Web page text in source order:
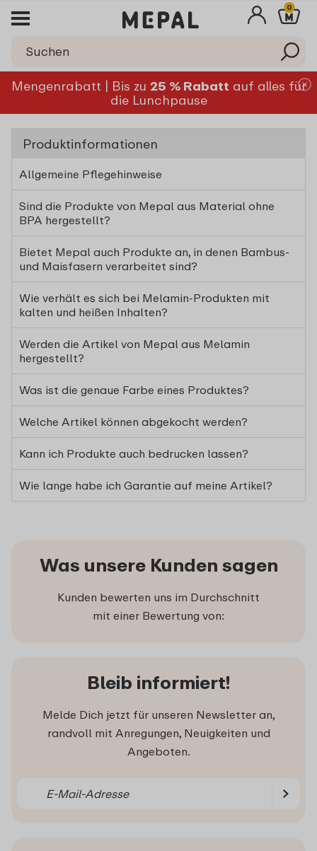
0
Mengenrabatt | Bis zu 25 % Rabatt auf alles für
die Lunchpause
Produktinformationen
Allgemeine Pflegehinweise
Sind die Produkte von Mepal aus Material ohne
BPA hergestellt?
Bietet Mepal auch Produkte an, in denen Bambus-
und Maisfasern verarbeitet sind?
Wie verhält es sich bei Melamin-Produkten mit
kalten und heißen Inhalten?
Werden die Artikel von Mepal aus Melamin
hergestellt?
Was ist die genaue Farbe eines Produktes?
Welche Artikel können abgekocht werden?
Kann ich Produkte auch bedrucken lassen?
Wie lange habe ich Garantie auf meine Artikel?
Was unsere Kunden sagen
Kunden bewerten uns im Durchschnitt
mit einer Bewertung von:
Bleib informiert!
Melde Dich jetzt für unseren Newsletter an,
randvoll mit Anregungen, Neuigkeiten und
Angeboten.